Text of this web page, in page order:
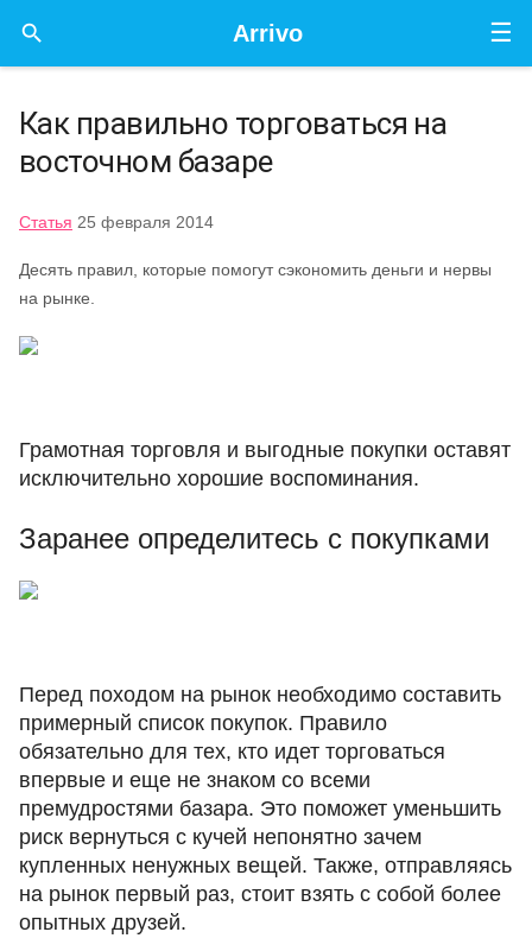
☰
Arrivo

Как правильно торговаться на
восточном базаре
Статья 25 февраля 2014
Десять правил, которые помогут сэкономить деньги и нервы
на рынке.
Грамотная торговля и выгодные покупки оставят
исключительно хорошие воспоминания.
Заранее определитесь с покупками
Перед походом на рынок необходимо составить
примерный список покупок. Правило
обязательно для тех, кто идет торговаться
впервые и еще не знаком со всеми
премудростями базара. Это поможет уменьшить
риск вернуться с кучей непонятно зачем
купленных ненужных вещей. Также, отправляясь
на рынок первый раз, стоит взять с собой более
опытных друзей.